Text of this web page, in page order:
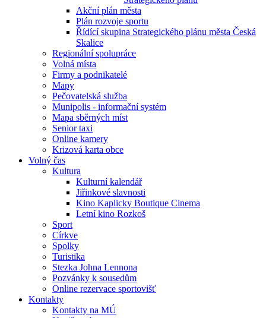
Akční plán města
Plán rozvoje sportu
Řídící skupina Strategického plánu města Česká
Skalice
Regionální spolupráce
Volná místa
Firmy a podnikatelé
Mapy
Pečovatelská služba
Munipolis - informační systém
Mapa sběrných míst
Senior taxi
Online kamery
Krizová karta obce
Volný čas
Kultura
Kulturní kalendář
Jiřinkové slavnosti
Kino Kaplicky Boutique Cinema
Letní kino Rozkoš
Sport
Církve
Spolky
Turistika
Stezka Johna Lennona
Pozvánky k sousedům
Online rezervace sportovišť
Kontakty
Kontakty na MÚ